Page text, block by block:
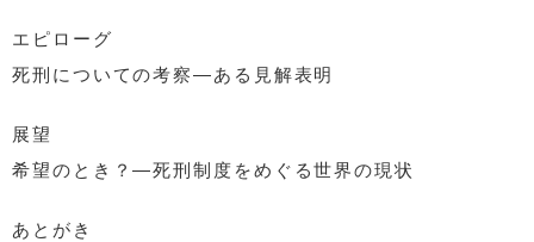
エピローグ
死刑についての考察―ある見解表明
展望
希望のとき？―死刑制度をめぐる世界の現状
あとがき